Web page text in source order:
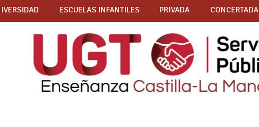
ESCUELAS INFANTILES PRIVADA CONCERTADA